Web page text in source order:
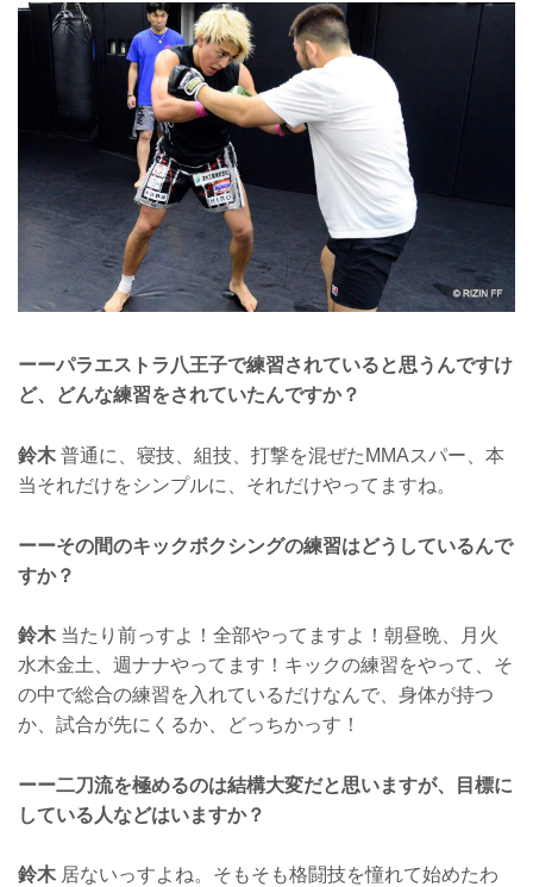
ーーパラエストラ八王子で練習されていると思うんですけ
ど、どんな練習をされていたんですか？
鈴木 普通に、寝技、組技、打撃を混ぜたMMAスパー、本
当それだけをシンプルに、それだけやってますね。
ーーその間のキックボクシングの練習はどうしているんで
すか？
鈴木 当たり前っすよ！全部やってますよ！朝昼晩、月火
水木金土、週ナナやってます！キックの練習をやって、そ
の中で総合の練習を入れているだけなんで、身体が持つ
か、試合が先にくるか、どっちかっす！
ーー二刀流を極めるのは結構大変だと思いますが、目標に
している人などはいますか？
鈴木 居ないっすよね。そもそも格闘技を憧れて始めたわ